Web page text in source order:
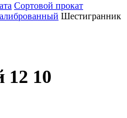
Сортовой прокат
Шестигранник
12 10